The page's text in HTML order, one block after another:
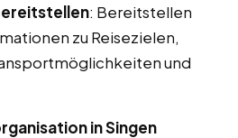
: Bereitstellen
zu Reisezielen,
und
in Singen